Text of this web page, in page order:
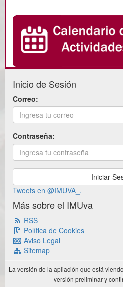
Inicio de Sesión
Correo:
Contraseña:
Tweets en @IMUVA_.
Más sobre el IMUva
RSS
Política de Cookies
Aviso Legal
Sitemap
La versión de la apliación que está
versión preliminar y